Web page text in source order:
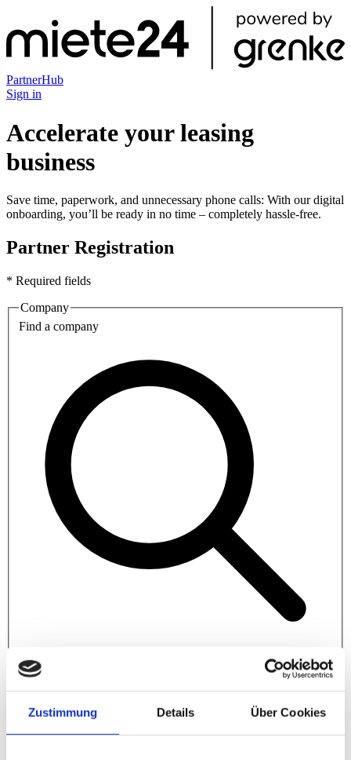
Zustimmung Details Über Cookies
PartnerHub
Sign in
Accelerate your leasing
business
Save time, paperwork, and unnecessary phone calls: With our digital
onboarding, you’ll be ready in no time – completely hassle-free.
Partner Registration
* Required fields
Company
Find a company
Enter at least 3 characters and you will see some suggestions to
choose from. Daten manuell eingeben
Company Name
This name will be displayed to your clients, e.g. in quotes.